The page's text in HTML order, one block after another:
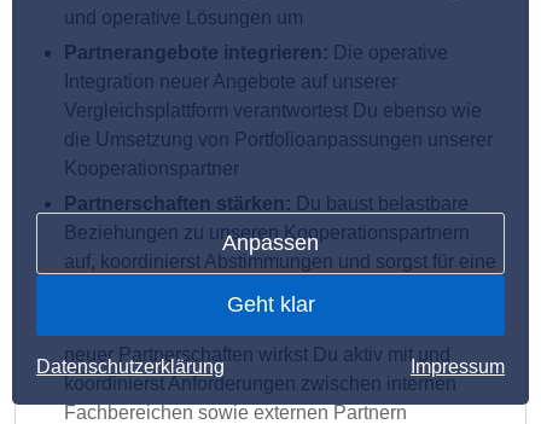
Anpassen
Geht klar
Datenschutzerklärung Impressum
und operative Lösungen um
Partnerangebote integrieren: Die operative
Integration neuer Angebote auf unserer
Vergleichsplattform verantwortest Du ebenso wie
die Umsetzung von Portfolioanpassungen unserer
Kooperationspartner
Partnerschaften stärken: Du baust belastbare
Beziehungen zu unseren Kooperationspartnern
auf, koordinierst Abstimmungen und sorgst für eine
neuer Partnerschaften wirkst Du aktiv mit und
koordinierst Anforderungen zwischen internen
Fachbereichen sowie externen Partnern